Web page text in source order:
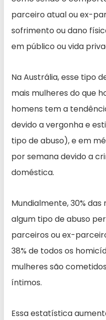
parceiro atual ou ex-
sofrimento ou dano
em público ou vida
Na Austrália, esse tipo
mais mulheres do que
homens tem a
devido a vergonha e
tipo de abuso), e em
por semana devido a
doméstica.
Mundialmente, 30%
algum tipo de abuso
parceiros ou ex-
38% de todos os
mulheres são
íntimos.
Essa estatística